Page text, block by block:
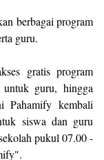
berbagai program
guru.
gratis program
untuk guru, hingga
Pahamify kembali
siswa dan guru
pukul 07.00 -